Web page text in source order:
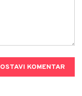
OSTAVI KOMENTAR